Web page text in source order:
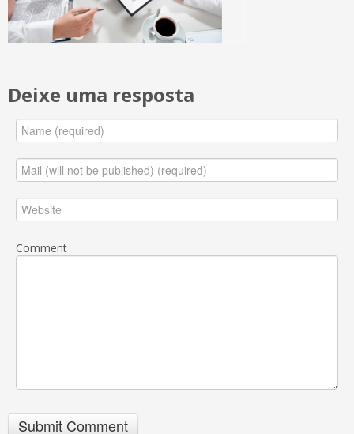
Deixe uma resposta
Comment